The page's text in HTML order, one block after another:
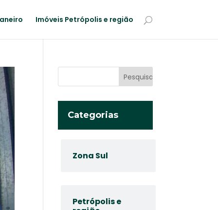
Imóveis Petrópolis e região
Categorias
Zona Sul
Petrópolis e